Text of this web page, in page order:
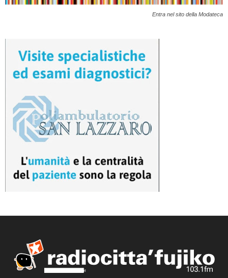
Entra nel sito della Modateca